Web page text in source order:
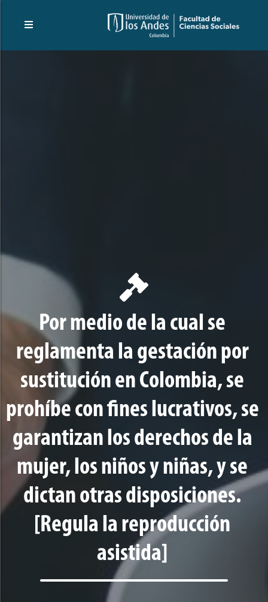
Por medio de la cual se
reglamenta la gestación por
sustitución en Colombia, se
prohíbe con fines lucrativos, se
garantizan los derechos de la
mujer, los niños y niñas, y se
dictan otras disposiciones.
[Regula la reproducción
asistida]